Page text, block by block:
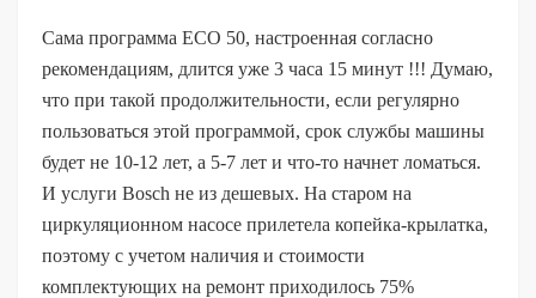
Сама программа ECO 50, настроенная согласно
рекомендациям, длится уже 3 часа 15 минут !!! Думаю,
что при такой продолжительности, если регулярно
пользоваться этой программой, срок службы машины
будет не 10-12 лет, а 5-7 лет и что-то начнет ломаться.
И услуги Bosch не из дешевых. На старом на
циркуляционном насосе прилетела копейка-крылатка,
поэтому с учетом наличия и стоимости
комплектующих на ремонт приходилось 75%